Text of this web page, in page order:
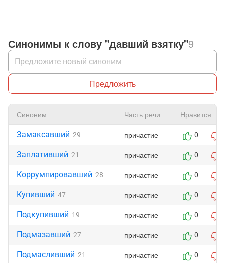
Синонимы к слову "давший взятку"9
Предложить
Синоним Часть речи Нравится
Замаксавший 29 причастие 0
Заплативший 21 причастие 0
Коррумпировавший 28 причастие 0
Купивший 47 причастие 0
Подкупивший 19 причастие 0
Подмазавший 27 причастие 0
Подмасливший 21 причастие 0